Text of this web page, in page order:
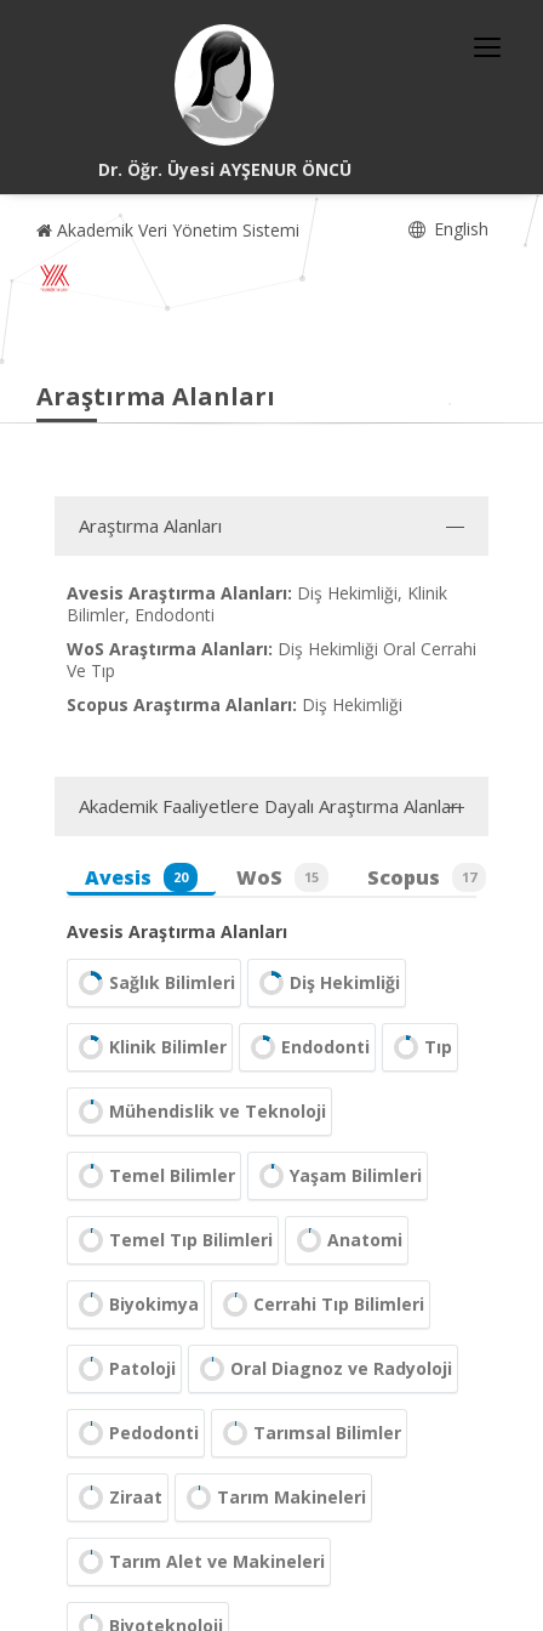
Dr. Öğr. Üyesi AYŞENUR ÖNCÜ
Akademik Veri Yönetim Sistemi English
Araştırma Alanları
Araştırma Alanları
Avesis Araştırma Alanları: Diş Hekimliği, Klinik
Bilimler, Endodonti
WoS Araştırma Alanları: Diş Hekimliği Oral Cerrahi
Ve Tıp
Scopus Araştırma Alanları: Diş Hekimliği
Akademik Faaliyetlere Dayalı Araştırma Alanları
Avesis 20 WoS 15 Scopus 17
Avesis Araştırma Alanları
Sağlık Bilimleri Diş Hekimliği
Klinik Bilimler Endodonti Tıp
Mühendislik ve Teknoloji
Temel Bilimler Yaşam Bilimleri
Temel Tıp Bilimleri Anatomi
Biyokimya Cerrahi Tıp Bilimleri
Patoloji Oral Diagnoz ve Radyoloji
Pedodonti Tarımsal Bilimler
Ziraat Tarım Makineleri
Tarım Alet ve Makineleri
Biyoteknoloji